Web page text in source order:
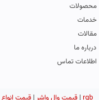
محصولات
خدمات
مقالات
درباره ما
اطلاعات تماس